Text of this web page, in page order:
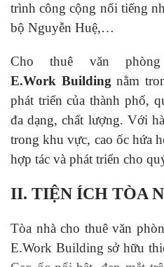
trình công cộng nổi tiếng
bộ Nguyễn Huệ,…
Cho thuê văn
E.Work Buildingnằm
phát triển của thành phố,
đa dạng, chất lượng. Với
trong khu vực, cao ốc hứa
hợp tác và phát triển cho
II. TIỆN ÍCH TÒA
Tòa nhà cho thuê văn
E.Work Building sở hữu